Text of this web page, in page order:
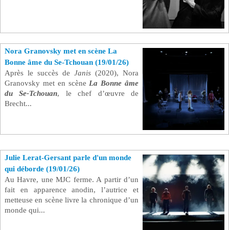
Nora Granovsky met en scène La
Bonne âme du Se-Tchouan (19/01/26)
Après le succès de Janis (2020), Nora
Granovsky met en scèneLa Bonne âme
du Se-Tchouan, le chef d’œuvre de
Brecht...
Julie Lerat-Gersant parle d'un monde
qui déborde (19/01/26)
Au Havre, une MJC ferme. A partir d’un
fait en apparence anodin, l’autrice et
metteuse en scène livre la chronique d’un
monde qui...